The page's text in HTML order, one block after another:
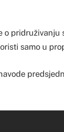
pridruživanju
samo u